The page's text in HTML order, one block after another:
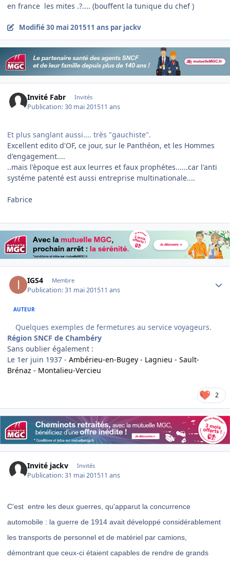
en france les mites .?.... (bouffent la tunique du chef )
Modifié30 mai 201511 ans par jackv
Invité Fabr Invités
Publication:30 mai 201511 ans
Et plus sanglant aussi.... très "gauchiste".
​Excellent edito d'OF, ce jour, sur le Panthéon, et les Hommes
d'engagement....
..mais l'èpoque est aux leurres et faux prophétes......car l'anti
systéme patenté est aussi entreprise multinationale....
Fabrice
IGS4 Membre
Publication:31 mai 201511 ans
AUTEUR
Quelques exemples de fermetures au service voyageurs.
Région SNCF de Chambéry
Sans oublier également :
Le 1er juin 1937 - Ambérieu-en-Bugey - Lagnieu - Sault-
Brénaz - Montalieu-Vercieu
2
Invité jackv Invités
Publication:31 mai 201511 ans
C'est entre les deux guerres, qu'apparut la concurrence
automobile : la guerre de 1914 avait développé considérablement
les transports de personnel et de matériel par camions,
démontrant que ceux-ci étaient capables de rendre de grands